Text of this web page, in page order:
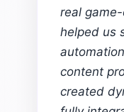
real
helped us
content
created